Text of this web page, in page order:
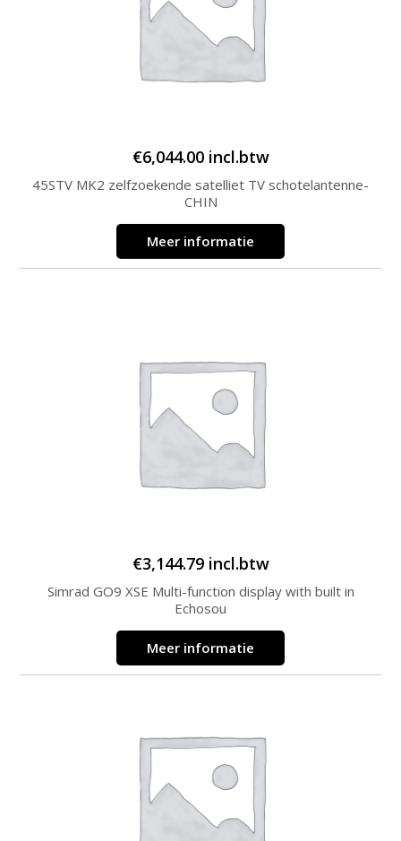
€6,044.00 incl.btw
45STV MK2 zelfzoekende satelliet TV schotelantenne-
CHIN
Meer informatie
€3,144.79 incl.btw
Simrad GO9 XSE Multi-function display with built in
Echosou
Meer informatie